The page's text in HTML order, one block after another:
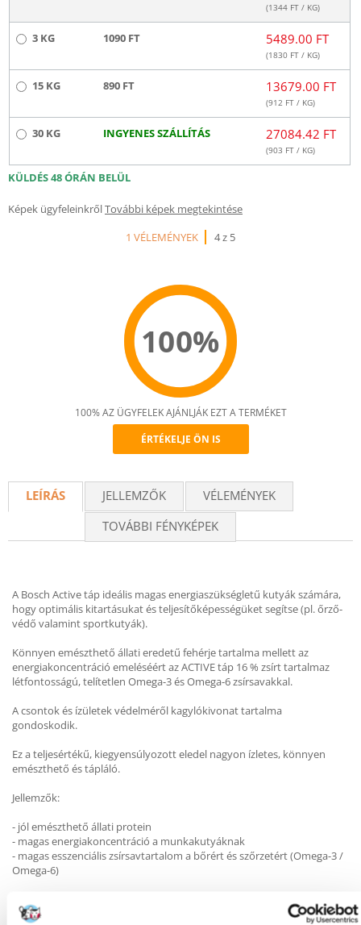
(1344 FT / KG)
3 KG 1090 FT 5489.00 FT
(1830 FT / KG)
15 KG 890 FT 13679.00 FT
(912 FT / KG)
30 KG INGYENES SZÁLLÍTÁS 27084.42 FT
(903 FT / KG)
KÜLDÉS 48 ÓRÁN BELÜL
Képek ügyfeleinkrőlTovábbi képek megtekintése
1 VÉLEMÉNYEK
4 z 5
100%
Recommend
100% AZ ÜGYFELEK AJÁNLJÁK EZT A TERMÉKET
ÉRTÉKELJE ÖN IS
LEÍRÁS JELLEMZŐK
VÉLEMÉNYEK
TOVÁBBI FÉNYKÉPEK
A Bosch Active táp ideális magas energiaszükségletű kutyák számára,
hogy optimális kitartásukat és teljesítőképességüket segítse (pl. őrző-
védő valamint sportkutyák).
Könnyen emészthető állati eredetű fehérje tartalma mellett az
energiakoncentráció emeléséért az ACTIVE táp 16 % zsírt tartalmaz
létfontosságú, telítetlen Omega-3 és Omega-6 zsírsavakkal.
A csontok és ízületek védelméről kagylókivonat tartalma
gondoskodik.
Ez a teljesértékű, kiegyensúlyozott eledel nagyon ízletes, könnyen
emészthető és tápláló.
Jellemzők:
- jól emészthető állati protein
- magas energiakoncentráció a munkakutyáknak
- magas esszenciális zsírsavtartalom a bőrért és szőrzetért (Omega-3 /
Omega-6)